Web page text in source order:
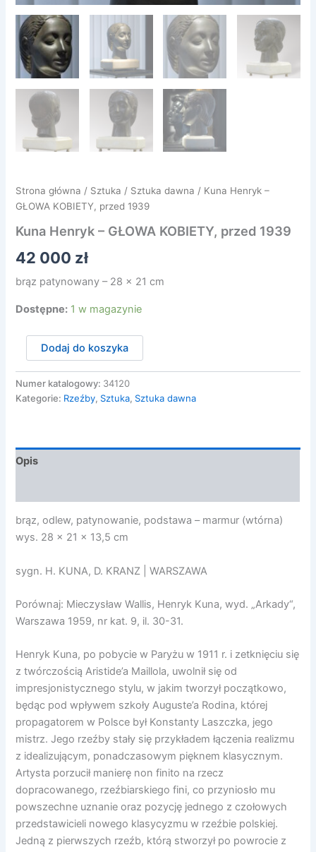
Strona główna / Sztuka / Sztuka dawna / Kuna Henryk –
GŁOWA KOBIETY, przed 1939
Kuna Henryk – GŁOWA KOBIETY, przed 1939
42 000 zł
brąz patynowany – 28 x 21 cm
Dostępne: 1 w magazynie
Henryk
-
GŁOWA
Dodaj do koszyka
Numer katalogowy: 34120
Kategorie: Rzeźby, Sztuka, Sztuka dawna
Opis
brąz, odlew, patynowanie, podstawa – marmur (wtórna)
wys. 28 x 21 x 13,5 cm
sygn. H. KUNA, D. KRANZ | WARSZAWA
Porównaj: Mieczysław Wallis, Henryk Kuna, wyd. „Arkady“,
Warszawa 1959, nr kat. 9, il. 30-31.
Henryk Kuna, po pobycie w Paryżu w 1911 r. i zetknięciu się
z twórczością Aristide’a Maillola, uwolnił się od
impresjonistycznego stylu, w jakim tworzył początkowo,
będąc pod wpływem szkoły Auguste’a Rodina, której
propagatorem w Polsce był Konstanty Laszczka, jego
mistrz. Jego rzeźby stały się przykładem łączenia realizmu
z idealizującym, ponadczasowym pięknem klasycznym.
Artysta porzucił manierę non finito na rzecz
dopracowanego, rzeźbiarskiego fini, co przyniosło mu
powszechne uznanie oraz pozycję jednego z czołowych
przedstawicieli nowego klasycyzmu w rzeźbie polskiej.
Jedną z pierwszych rzeźb, którą stworzył po powrocie z